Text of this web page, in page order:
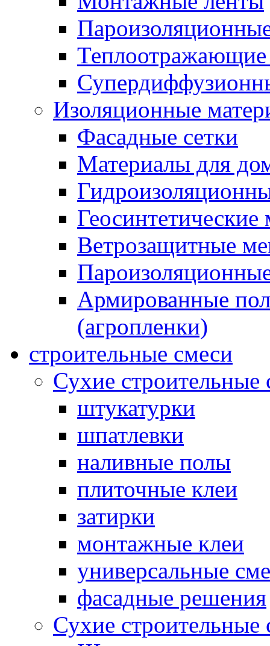
Теплоотражающие
Изоляционные
Фасадные сетки
Материалы для
Геосинтетические
Ветрозащитные
Армированные
(агропленки)
строительные смеси
Сухие строительные
штукатурки
шпатлевки
наливные полы
плиточные клеи
затирки
монтажные клеи
универсальные
фасадные решения
Сухие